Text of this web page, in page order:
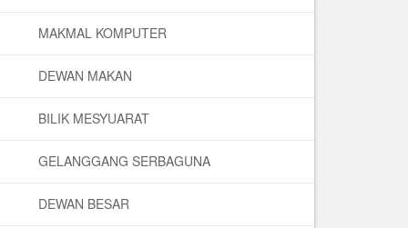
MAKMAL KOMPUTER
DEWAN MAKAN
BILIK MESYUARAT
GELANGGANG SERBAGUNA
DEWAN BESAR